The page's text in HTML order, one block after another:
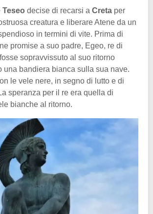
Teseo decise di recarsi a Creta per
creatura e liberare Atene da un
in termini di vite. Prima di
promise a suo padre, Egeo, re di
sopravvissuto al suo ritorno
una bandiera bianca sulla sua nave.
le vele nere, in segno di lutto e di
speranza per il re era quella di
bianche al ritorno.